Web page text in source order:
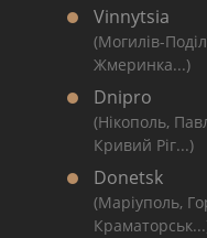
Vinnytsia
(Могилів-
Жмеринка...)
Dnipro
(Нікополь,
Кривий Ріг...)
Donetsk
(Маріуполь,